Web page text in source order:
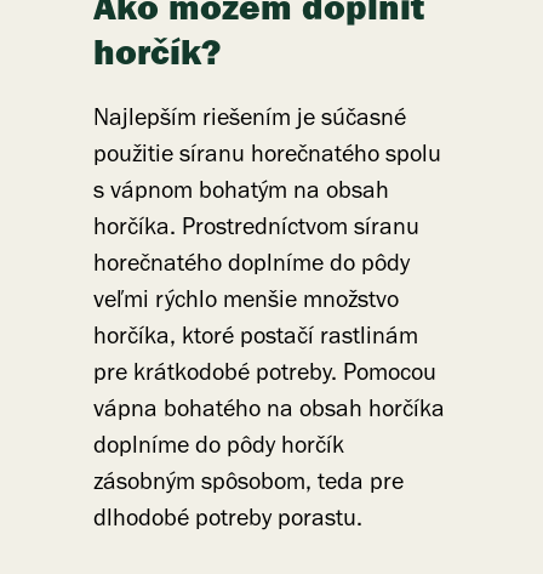
horčík?
Najlepším riešením je súčasné
použitie síranu horečnatého spolu
s vápnom bohatým na obsah
horčíka. Prostredníctvom síranu
horečnatého doplníme do pôdy
veľmi rýchlo menšie množstvo
horčíka, ktoré postačí rastlinám
pre krátkodobé potreby. Pomocou
vápna bohatého na obsah horčíka
doplníme do pôdy horčík
zásobným spôsobom, teda pre
dlhodobé potreby porastu.